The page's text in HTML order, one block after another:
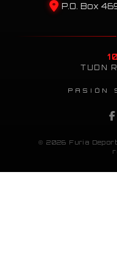
P.O. Box
TUDN
PASIÓN
© 2026 Furia